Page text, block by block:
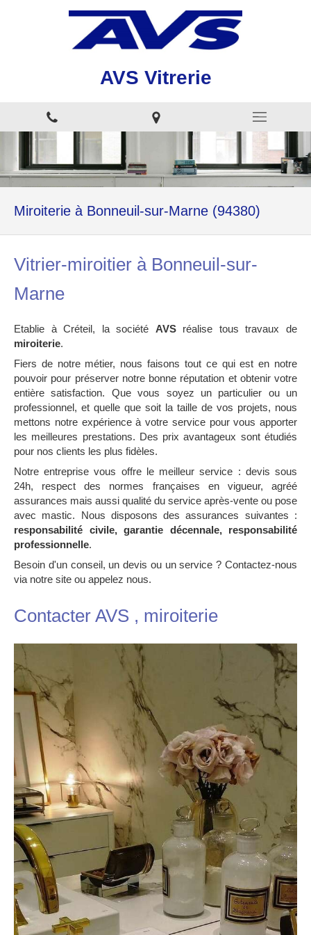
AVS Vitrerie
Miroiterie à Bonneuil-sur-Marne (94380)
Vitrier-miroitier à Bonneuil-sur-
Marne
Etablie à Créteil, la société AVS réalise tous travaux de
miroiterie.
Fiers de notre métier, nous faisons tout ce qui est en notre
pouvoir pour préserver notre bonne réputation et obtenir votre
entière satisfaction. Que vous soyez un particulier ou un
professionnel, et quelle que soit la taille de vos projets, nous
mettons notre expérience à votre service pour vous apporter
les meilleures prestations. Des prix avantageux sont étudiés
pour nos clients les plus fidèles.
Notre entreprise vous offre le meilleur service : devis sous
24h, respect des normes françaises en vigueur, agréé
assurances mais aussi qualité du service après-vente ou pose
avec mastic. Nous disposons des assurances suivantes :
responsabilité civile, garantie décennale, responsabilité
professionnelle.
Besoin d'un conseil, un devis ou un service ? Contactez-nous
via notre site ou appelez nous.
Contacter AVS , miroiterie